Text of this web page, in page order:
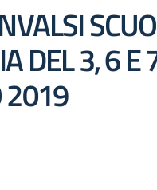
DEL 3, 6 E
2019